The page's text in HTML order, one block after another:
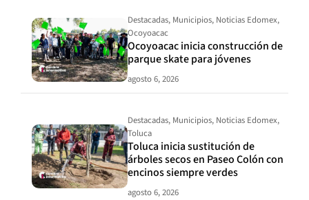
Destacadas, Municipios, Noticias Edomex,
Ocoyoacac
Ocoyoacac inicia construcción de
parque skate para jóvenes
agosto 6, 2026
Destacadas, Municipios, Noticias Edomex,
Toluca
Toluca inicia sustitución de
árboles secos en Paseo Colón con
encinos siempre verdes
agosto 6, 2026